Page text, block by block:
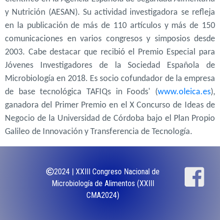
y Nutrición (AESAN). Su actividad investigadora se refleja
en la publicación de más de 110 artículos y más de 150
comunicaciones en varios congresos y simposios desde
2003. Cabe destacar que recibió el Premio Especial para
Jóvenes Investigadores de la Sociedad Española de
Microbiología en 2018. Es socio cofundador de la empresa
de base tecnológica TAFIQs in Foods' (www.oleica.es),
ganadora del Primer Premio en el X Concurso de Ideas de
Negocio de la Universidad de Córdoba bajo el Plan Propio
Galileo de Innovación y Transferencia de Tecnología.
2024 | XXIII Congreso Nacional de
Microbiología de Alimentos (XXIII
CMA2024)